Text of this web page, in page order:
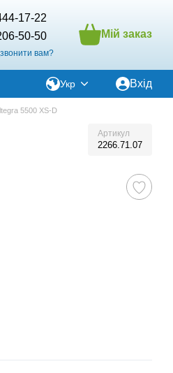
17-22
50-50
вам?
Мій заказ
Укр Вхід
5500 XS-D
Артикул
2266.71.07